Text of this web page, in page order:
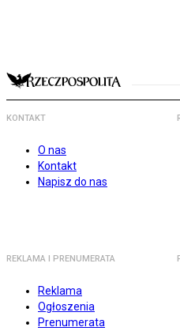
KONTAKT
O nas
Kontakt
Napisz do nas
REKLAMA I PRENUMERATA
Reklama
Ogłoszenia
Prenumerata